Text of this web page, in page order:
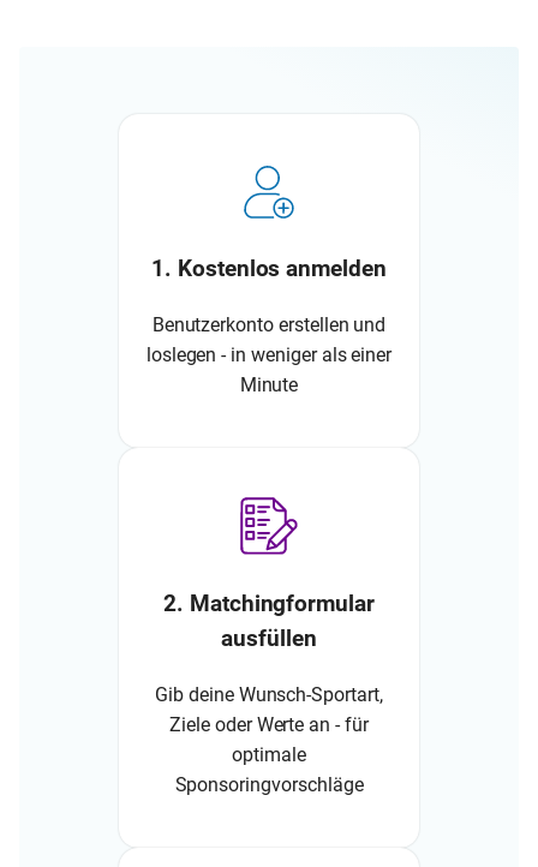
1. Kostenlos anmelden
Benutzerkonto erstellen und
loslegen - in weniger als einer
Minute
2. Matchingformular
ausfüllen
Gib deine Wunsch-Sportart,
Ziele oder Werte an - für
optimale
Sponsoringvorschläge